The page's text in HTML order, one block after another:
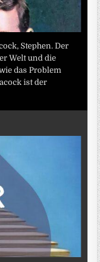
Stephen. Der
Welt und die
das Problem
ist der